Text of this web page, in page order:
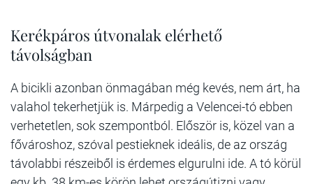
Kerékpáros útvonalak elérhető
távolságban
A bicikli azonban önmagában még kevés, nem árt, ha
valahol tekerhetjük is. Márpedig a Velencei-tó ebben
verhetetlen, sok szempontból. Először is, közel van a
fővároshoz, szóval pestieknek ideális, de az ország
távolabbi részeiből is érdemes elgurulni ide. A tó körül